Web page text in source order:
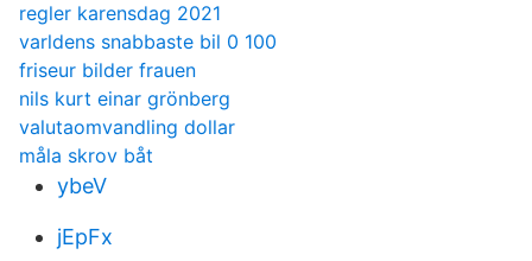
regler karensdag 2021
varldens snabbaste bil 0 100
friseur bilder frauen
nils kurt einar grönberg
valutaomvandling dollar
måla skrov båt
ybeV
jEpFx